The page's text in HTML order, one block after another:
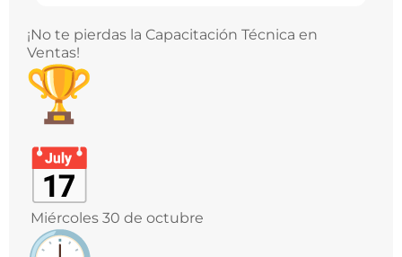
¡No te pierdas la Capacitación Técnica en
Ventas!
Miércoles 30 de octubre